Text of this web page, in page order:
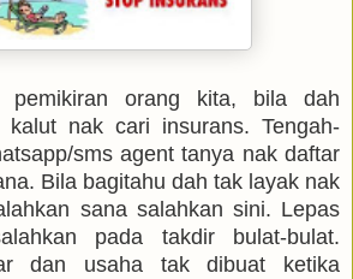
pemikiran orang kita, bila dah
kalut nak cari insurans. Tengah-
sms agent tanya nak daftar
Bila bagitahu dah tak layak nak
sana salahkan sini. Lepas
pada takdir bulat-bulat.
dan usaha tak dibuat ketika